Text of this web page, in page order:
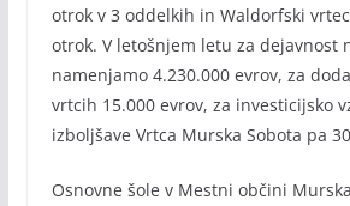
otrok v 3 oddelkih in Waldorfski
otrok. V letošnjem letu za dejavnost
namenjamo 4.230.000 evrov, za
vrtcih 15.000 evrov, za investicijsko
izboljšave Vrtca Murska Sobota pa
Osnovne šole v Mestni občini